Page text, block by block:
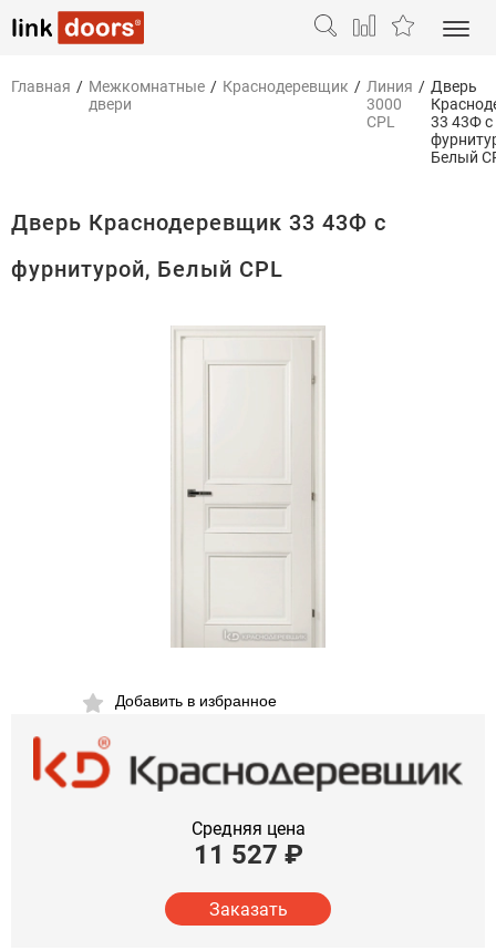
Главная / Межкомнатные
двери
/ Краснодеревщик / Линия
3000
CPL
/ Дверь
33 43Ф с
Белый
Дверь Краснодеревщик 33 43Ф с
фурнитурой, Белый CPL
Добавить в избранное
Средняя цена
11 527 ₽
Заказать